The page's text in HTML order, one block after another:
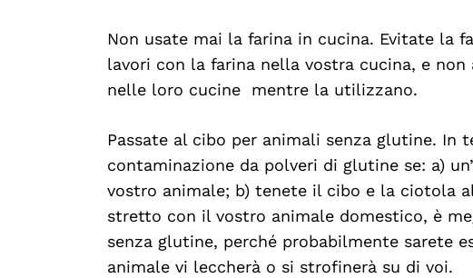
Non usate mai la farina in cucina. Evitate la
lavori con la farina nella vostra cucina, e
nelle loro cucine mentre la utilizzano.
Passate al cibo per animali senza glutine. In
contaminazione da polveri di glutine se: a)
vostro animale; b) tenete il cibo e la ciotola
stretto con il vostro animale domestico, è
senza glutine, perché probabilmente sarete
animale vi leccherà o si strofinerà su di voi.